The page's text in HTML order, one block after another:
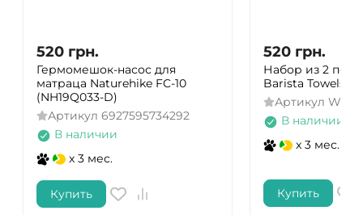
520 грн.
Гермомешок-насос для
матраца Naturehike FC-10
(NH19Q033-D)
Артикул 6927595734292
В наличии
x 3 мес.
Купить
520 грн.
Набор из 2
Barista Towels,
Артикул WBT2
В наличии
x 3 мес.
Купить